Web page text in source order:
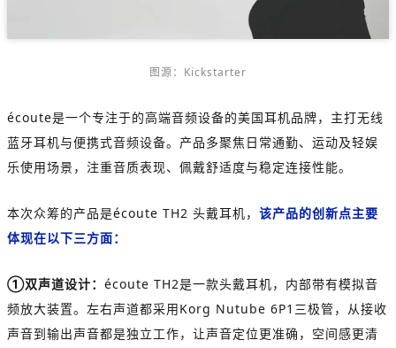
图源：Kickstarter
écoute是一个专注于的高端音频设备的美国耳机品牌，主打无线
蓝牙耳机与便携式音频设备。产品多聚焦日常通勤、运动及轻娱
乐使用场景，注重音质表现、佩戴舒适度与稳定连接性能。
本次众筹的产品是écoute TH2 头戴耳机， 该产品的创新点主要
体现在以下三方面：
①双声道设计： écoute TH2是一款头戴耳机，内部带有模拟音
频放大装置。左右声道都采用Korg Nutube 6P1三极管，从接收
声音到输出声音都是独立工作，让声音定位更准确，空间感更清